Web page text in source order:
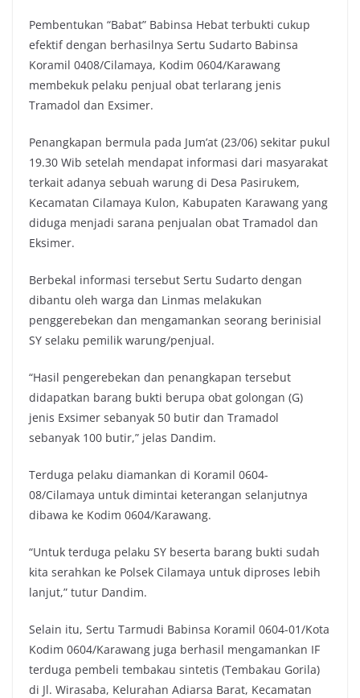
Pembentukan “Babat” Babinsa Hebat terbukti cukup
efektif dengan berhasilnya Sertu Sudarto Babinsa
Koramil 0408/Cilamaya, Kodim 0604/Karawang
membekuk pelaku penjual obat terlarang jenis
Tramadol dan Exsimer.
Penangkapan bermula pada Jum’at (23/06) sekitar pukul
19.30 Wib setelah mendapat informasi dari masyarakat
terkait adanya sebuah warung di Desa Pasirukem,
Kecamatan Cilamaya Kulon, Kabupaten Karawang yang
diduga menjadi sarana penjualan obat Tramadol dan
Eksimer.
Berbekal informasi tersebut Sertu Sudarto dengan
dibantu oleh warga dan Linmas melakukan
penggerebekan dan mengamankan seorang berinisial
SY selaku pemilik warung/penjual.
“Hasil pengerebekan dan penangkapan tersebut
didapatkan barang bukti berupa obat golongan (G)
jenis Exsimer sebanyak 50 butir dan Tramadol
sebanyak 100 butir,” jelas Dandim.
Terduga pelaku diamankan di Koramil 0604-
08/Cilamaya untuk dimintai keterangan selanjutnya
dibawa ke Kodim 0604/Karawang.
“Untuk terduga pelaku SY beserta barang bukti sudah
kita serahkan ke Polsek Cilamaya untuk diproses lebih
lanjut,” tutur Dandim.
Selain itu, Sertu Tarmudi Babinsa Koramil 0604-01/Kota
Kodim 0604/Karawang juga berhasil mengamankan IF
terduga pembeli tembakau sintetis (Tembakau Gorila)
di Jl. Wirasaba, Kelurahan Adiarsa Barat, Kecamatan